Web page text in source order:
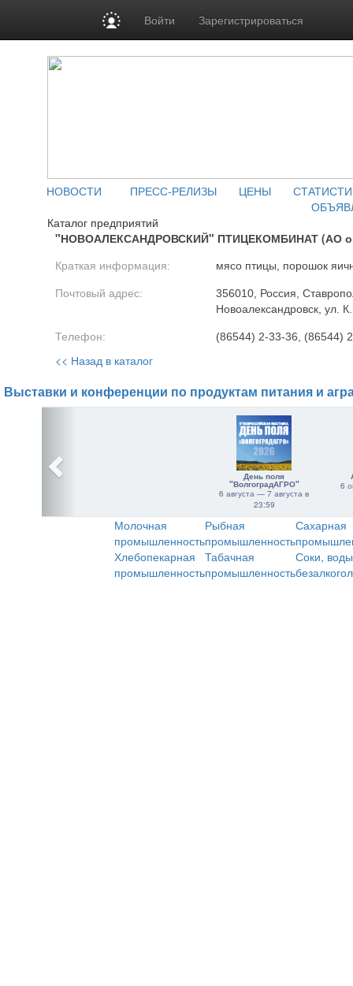
Войти Зарегистрироваться
НОВОСТИ ПРЕСС-РЕЛИЗЫ ЦЕНЫ
Каталог предприятий
"НОВОАЛЕКСАНДРОВСКИЙ" ПТИЦЕКОМБИНАТ (АО
Краткая информация: мясо птицы, порошок
Почтовый адрес:
356010, Россия,
Новоалександровск, ул.
Телефон: (86544) 2-33-36, (86544)
<< Назад в каталог
Выставки и конференции по продуктам питания и
День поля
"ВолгоградАГРО"
6 августа — 7 августа в
23:59
6
Молочная
промышленность
Рыбная
промышленность
Сахарная
Хлебопекарная
промышленность
Табачная
промышленность
Соки,